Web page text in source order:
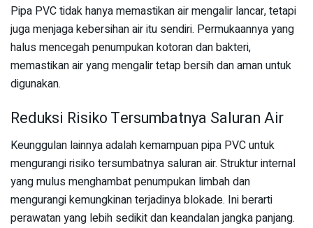
Pipa PVC tidak hanya memastikan air mengalir lancar, tetapi
juga menjaga kebersihan air itu sendiri. Permukaannya yang
halus mencegah penumpukan kotoran dan bakteri,
memastikan air yang mengalir tetap bersih dan aman untuk
digunakan.
Reduksi Risiko Tersumbatnya Saluran Air
Keunggulan lainnya adalah kemampuan pipa PVC untuk
mengurangi risiko tersumbatnya saluran air. Struktur internal
yang mulus menghambat penumpukan limbah dan
mengurangi kemungkinan terjadinya blokade. Ini berarti
perawatan yang lebih sedikit dan keandalan jangka panjang.